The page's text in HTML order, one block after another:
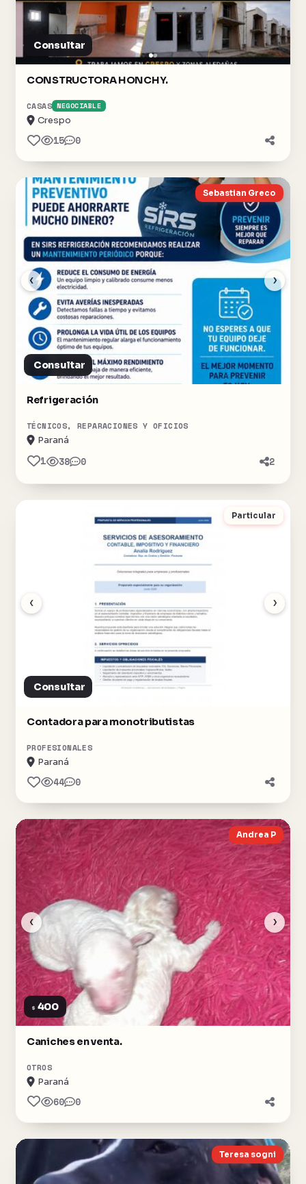
Consultar
CONSTRUCTORA HONCHY.
CASAS NEGOCIABLE
Crespo
15 0
‹ ›
Sebastian Greco
Consultar
Refrigeración
TÉCNICOS, REPARACIONES Y OFICIOS
Paraná
1 38 0 2
‹ ›
Particular
Consultar
Contadora para monotributistas
PROFESIONALES
Paraná
44 0
‹ ›
Andrea P
$ 400
Caniches en venta.
OTROS
Paraná
60 0
Teresa sogni